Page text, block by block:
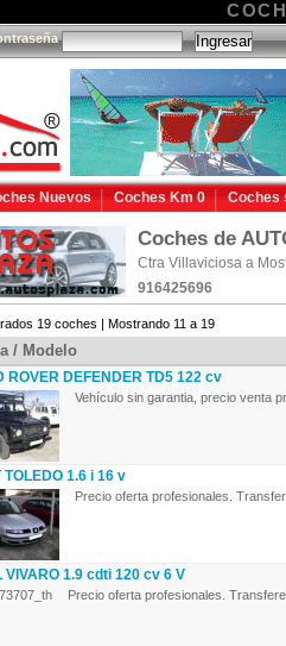
Nuevos Coches Km 0 Coches
Coches de
Ctra Villaviciosa a
916425696
19 coches | Mostrando 11 a 19
/ Modelo
ROVER DEFENDER TD5 122 cv
Vehículo sin garantia, precio venta
TOLEDO 1.6 i 16 v
Precio oferta profesionales.
VIVARO 1.9 cdti 120 cv 6 V
Precio oferta profesionales.